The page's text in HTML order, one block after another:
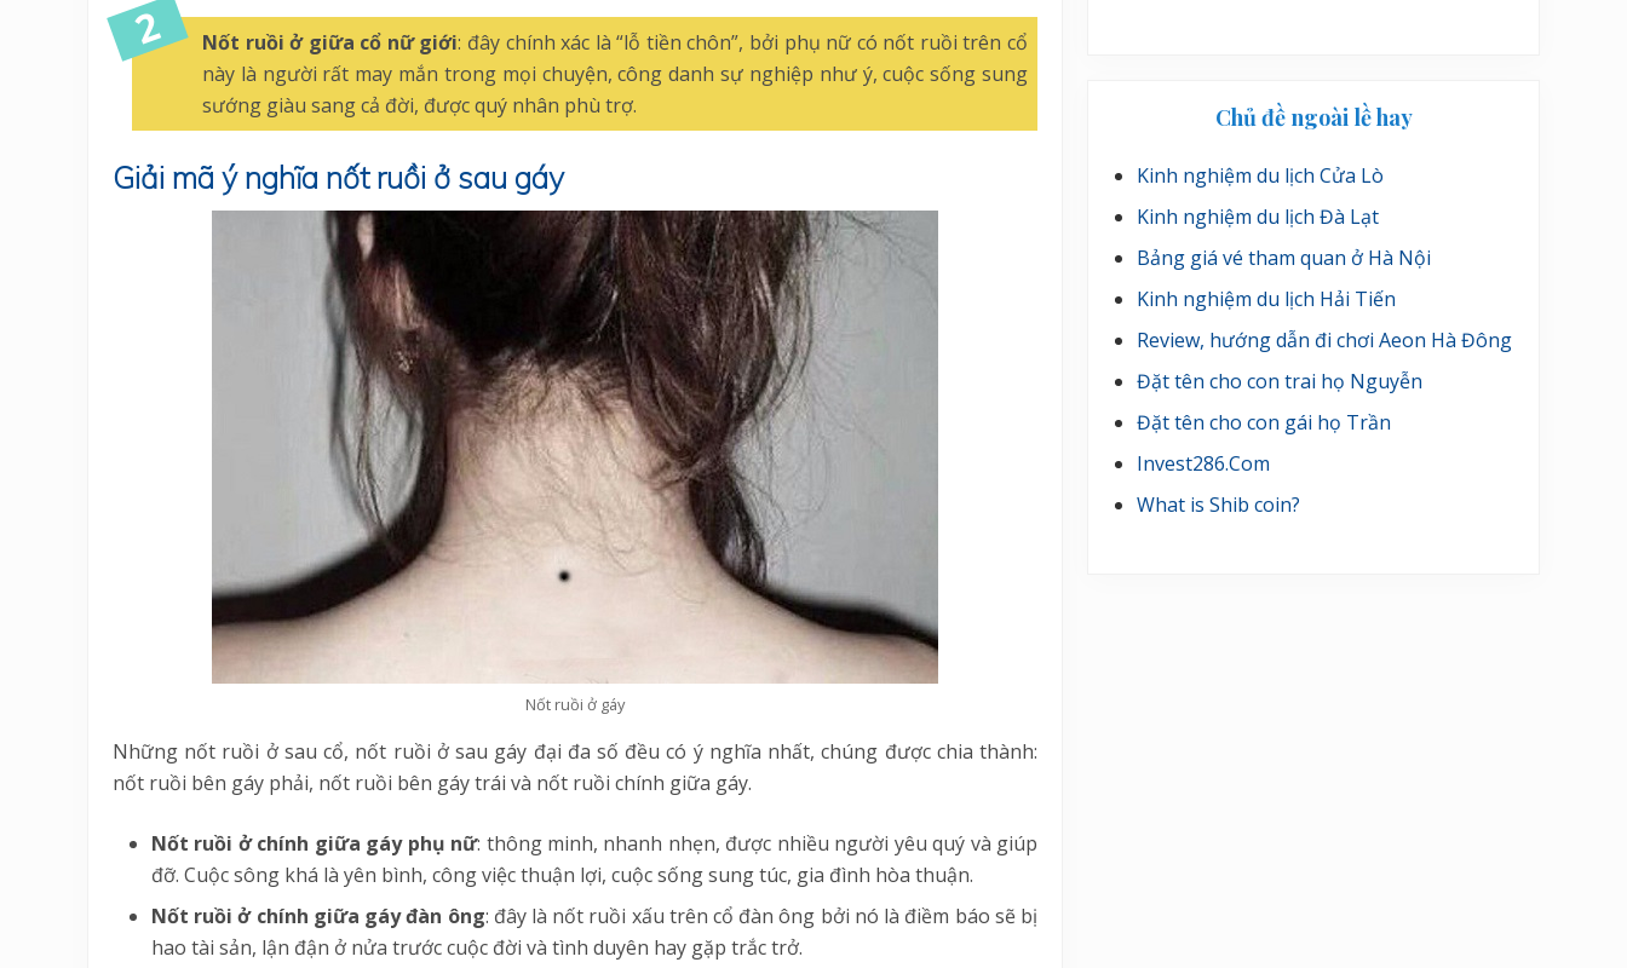
Nốt ruồi ở giữa cổ nữ giới: đây chính xác là “lỗ tiền chôn”, bởi phụ nữ có nốt ruồi trên cổ
này là người rất may mắn trong mọi chuyện, công danh sự nghiệp như ý, cuộc sống sung
sướng giàu sang cả đời, được quý nhân phù trợ.
Giải mã ý nghĩa nốt ruồi ở sau gáy
Nốt ruồi ở gáy
Những nốt ruồi ở sau cổ, nốt ruồi ở sau gáy đại đa số đều có ý nghĩa nhất, chúng được chia thành:
nốt ruồi bên gáy phải, nốt ruồi bên gáy trái và nốt ruồi chính giữa gáy.
Nốt ruồi ở chính giữa gáy phụ nữ: thông minh, nhanh nhẹn, được nhiều người yêu quý và giúp
đỡ. Cuộc sông khá là yên bình, công việc thuận lợi, cuộc sống sung túc, gia đình hòa thuận.
Nốt ruồi ở chính giữa gáy đàn ông: đây là nốt ruồi xấu trên cổ đàn ông bởi nó là điềm báo sẽ bị
hao tài sản, lận đận ở nửa trước cuộc đời và tình duyên hay gặp trắc trở.
Chủ đề ngoài lề hay
Kinh nghiệm du lịch Cửa Lò
Kinh nghiệm du lịch Đà Lạt
Bảng giá vé tham quan ở Hà Nội
Kinh nghiệm du lịch Hải Tiến
Review, hướng dẫn đi chơi Aeon Hà Đông
Đặt tên cho con trai họ Nguyễn
Đặt tên cho con gái họ Trần
Invest286.Com
What is Shib coin?